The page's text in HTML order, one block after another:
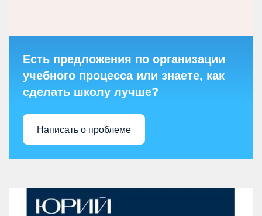
Есть предложения по организации
учебного процесса или знаете, как
сделать школу лучше?
Написать о проблеме